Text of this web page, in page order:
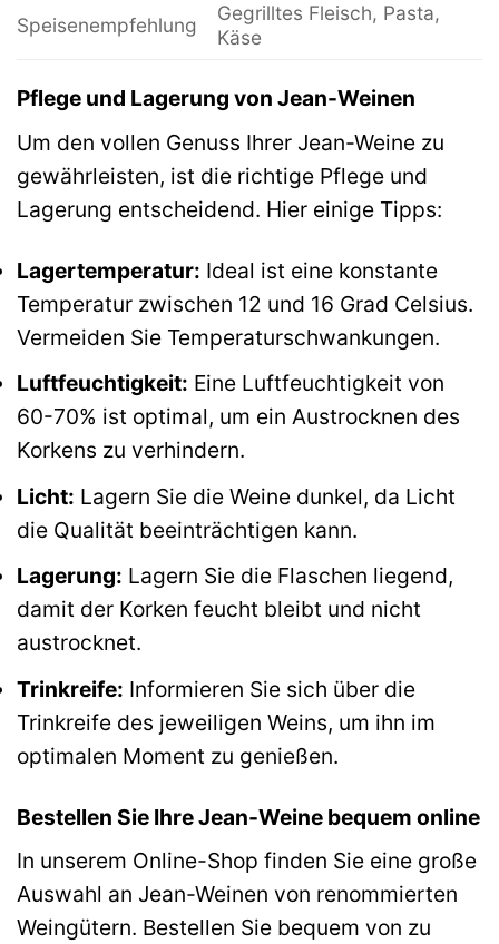
Speisenempfehlung
Gegrilltes Fleisch, Pasta,
Käse
Pflege und Lagerung von Jean-Weinen
Um den vollen Genuss Ihrer Jean-Weine zu
gewährleisten, ist die richtige Pflege und
Lagerung entscheidend. Hier einige Tipps:
Lagertemperatur: Ideal ist eine konstante
Temperatur zwischen 12 und 16 Grad Celsius.
Vermeiden Sie Temperaturschwankungen.
Luftfeuchtigkeit: Eine Luftfeuchtigkeit von
60-70% ist optimal, um ein Austrocknen des
Korkens zu verhindern.
Licht: Lagern Sie die Weine dunkel, da Licht
die Qualität beeinträchtigen kann.
Lagerung: Lagern Sie die Flaschen liegend,
damit der Korken feucht bleibt und nicht
austrocknet.
Trinkreife: Informieren Sie sich über die
Trinkreife des jeweiligen Weins, um ihn im
optimalen Moment zu genießen.
Bestellen Sie Ihre Jean-Weine bequem online
In unserem Online-Shop finden Sie eine große
Auswahl an Jean-Weinen von renommierten
Weingütern. Bestellen Sie bequem von zu